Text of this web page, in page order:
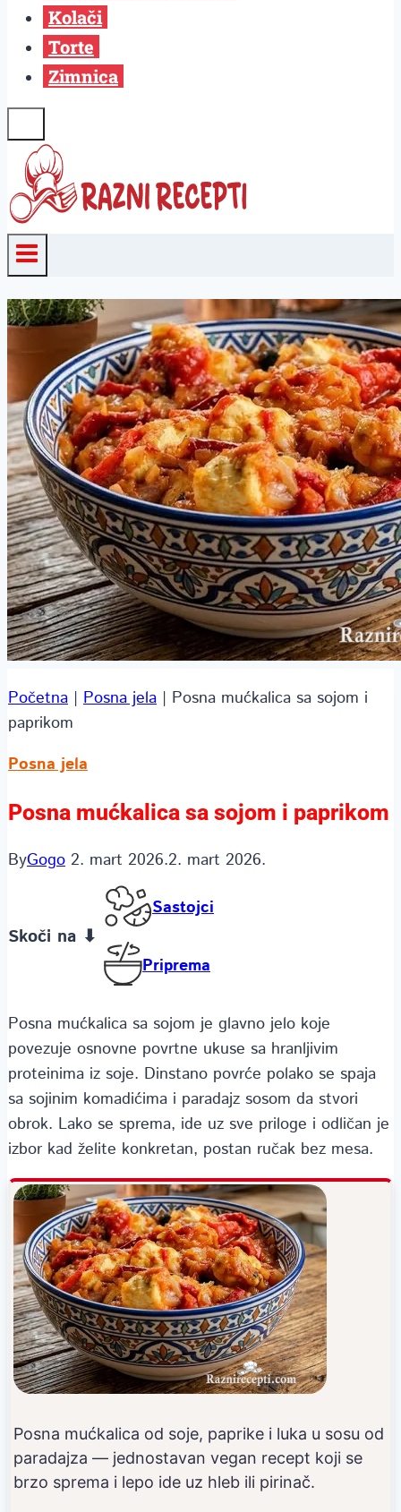
Kolači
Torte
Zimnica
Početna | Posna jela | Posna mućkalica sa sojom i
paprikom
Posna jela
Posna mućkalica sa sojom i paprikom
ByGogo 2. mart 2026.2. mart 2026.
Skoči na ⬇
Sastojci
Priprema
Posna mućkalica sa sojom je glavno jelo koje
povezuje osnovne povrtne ukuse sa hranljivim
proteinima iz soje. Dinstano povrće polako se spaja
sa sojinim komadićima i paradajz sosom da stvori
obrok. Lako se sprema, ide uz sve priloge i odličan je
izbor kad želite konkretan, postan ručak bez mesa.
Posna mućkalica od soje, paprike i luka u sosu od
paradajza — jednostavan vegan recept koji se
brzo sprema i lepo ide uz hleb ili pirinač.